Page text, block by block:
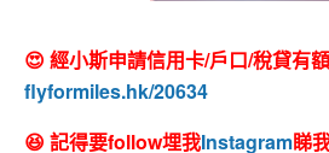
😍 經小斯申請信用卡/戶口/稅貸有
flyformiles.hk/20634
😆 記得要follow埋我Instagram睇